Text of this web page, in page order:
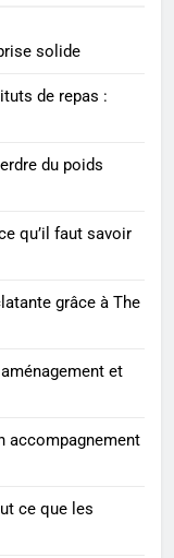
: où
et
que les
doivent
grâce aux
solide
de repas :
du poids
qu’il faut savoir
grâce à The
et
accompagnement
ce que les